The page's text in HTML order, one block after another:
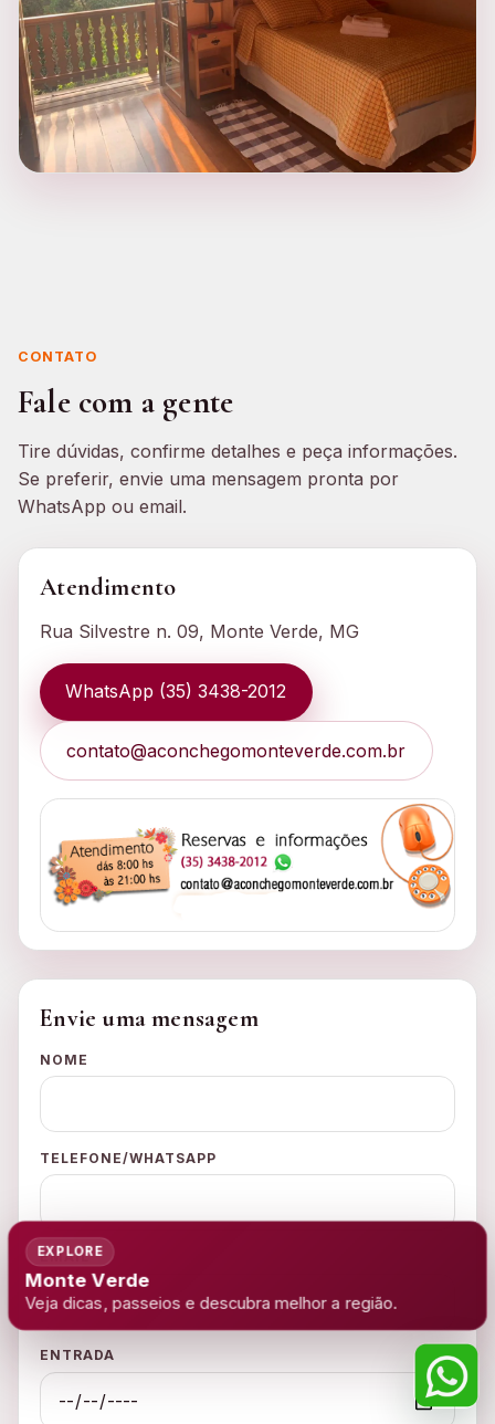
CONTATO
Fale com a gente
Tire dúvidas, confirme detalhes e peça informações.
Se preferir, envie uma mensagem pronta por
WhatsApp ou email.
Atendimento
Rua Silvestre n. 09, Monte Verde, MG
WhatsApp (35) 3438-2012
contato@aconchegomonteverde.com.br
Envie uma mensagem
NOME
TELEFONE/WHATSAPP
EMAIL
ENTRADA